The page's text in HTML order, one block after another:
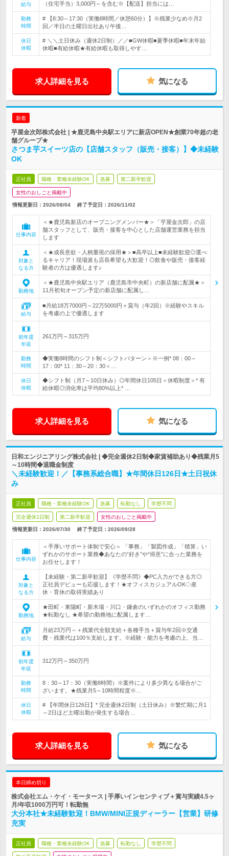
給与
（住宅手当）3,000円～を含む※【配送】担当には…
勤務
時間
# 【8:30～17:30（実働8時間／休憩60分）】※残業少なめ※月2
回／半日の土曜日出社あり午後…
休日
休暇
# ＼＼土日休み（週休2日制）／／■GW休暇■夏季休暇■年末年始
休暇■有給休暇★有給休暇も取得しやす…
求人詳細を見る 気になる
新着
芋屋金次郎株式会社 | ★鹿児島中央駅エリアに新店OPEN★創業70年超の老
舗グループ★
さつま芋スイーツ店の【店舗スタッフ（販売・接客）】◆未経験
OK
正社員 職種・業種未経験OK 急募 第二新卒歓迎
女性のおしごと掲載中
情報更新日：2026/08/04 終了予定日： 2026/11/02
仕事内容
＜★鹿児島新店のオープニングメンバー★＞「芋屋金次郎」の店
舗スタッフとして、販売・接客を中心とした店舗運営業務を担当
します
対象と
なる方
＜★成長意欲・人柄重視の採用★＞■高卒以上■未経験歓迎◎選べ
るキャリア！現場派も店長希望も大歓迎！◎飲食や販売・接客経
験者の方は優遇します♪
勤務地
＜★鹿児島中央駅エリア（鹿児島市中央町）の新店舗に配属★＞
11月初旬オープン予定の新店舗に配属し…
給与
■月給18万7000円～22万5000円＋賞与（年2回）※経験やスキル
を考慮の上で優遇します
初年度
年収
261万円～315万円
勤務
時間
◆実働8時間のシフト制＜シフトパターン＞※一例* 08：00～
17：00* 11：30～20：30＜…
休日
休暇
◆シフト制（月7～10日休み）◎年間休日105日＜休暇制度＞* 有
給休暇◎消化率は平均80%以上* …
求人詳細を見る 気になる
日和エンジニアリング株式会社 | ◆完全週休2日制◆家賃補助あり◆残業月5
～10時間◆退職金制度
＼未経験歓迎！／【事務系総合職】★年間休日126日★土日祝休
み
正社員 職種・業種未経験OK 急募 転勤なし 学歴不問
完全週休2日制 第二新卒歓迎 女性のおしごと掲載中
情報更新日：2026/07/30 終了予定日： 2026/09/28
仕事内容
＜手厚いサポート体制で安心＞ 「事務」「製図作成」「積算」い
ずれかのサポート業務◆あなたの“好き”や“得意”に合った業務を
お任せします！
対象と
なる方
【未経験・第二新卒歓迎】《学歴不問》◆PC入力ができる方◎
正社員デビューも応援します！★オフィスカジュアルOK◇産
休・育休の取得実績あり
勤務地
★田町・東陽町・新木場・川口・鎌倉のいずれかのオフィス勤務
★転勤なし ★希望の勤務地に配属します…
給与
月給23万円～＋残業代全額支給＋各種手当＋賞与年2回※交通
費・残業代は100％支給します。※経験・能力を考慮の上、当…
初年度
年収
312万円～350万円
勤務
時間
8：30～17：30（実働8時間）※案件により多少異なる場合がご
ざいます。★残業月5～10時間程度※…
休日
休暇
# 【年間休日126日】* 完全週休2日制（土日休み）※繁忙期に月1
～2日ほど土曜出勤が発生する場合…
求人詳細を見る 気になる
本日締め切り
株式会社エム・ケイ・モータース | 手厚いインセンティブ＋賞与実績4.5ヶ
月/年収1000万円可！転勤無
大分本社★未経験歓迎！BMW/MINI正規ディーラー【営業】研修
充実
正社員 職種・業種未経験OK 急募 転勤なし 学歴不問